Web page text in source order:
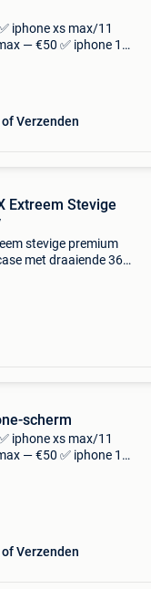
iphone xs max/11
— €50 ✅ iphone 12
Verzenden
Extreem Stevige
stevige premium
met draaiende 360
scherm
iphone xs max/11
— €50 ✅ iphone 12
Verzenden